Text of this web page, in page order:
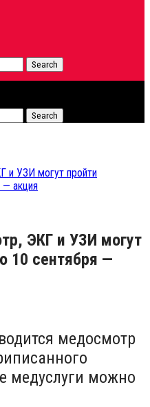
Search
Search
и УЗИ могут пройти
— акция
ЭКГ и УЗИ могут
10 сентября —
медосмотр
медуслуги можно